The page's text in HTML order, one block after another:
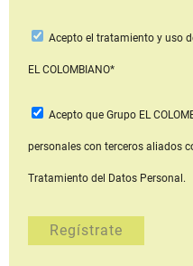
Acepto el tratamiento y uso
EL COLOMBIANO*
Acepto que Grupo EL
personales con terceros aliados
Tratamiento del Datos Personal.